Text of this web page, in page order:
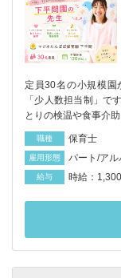
定員30名の小規模園
「少人数担当制」で
とりの検温や食事介
職種 保育士
雇用形態 パート/アル
給与 時給：